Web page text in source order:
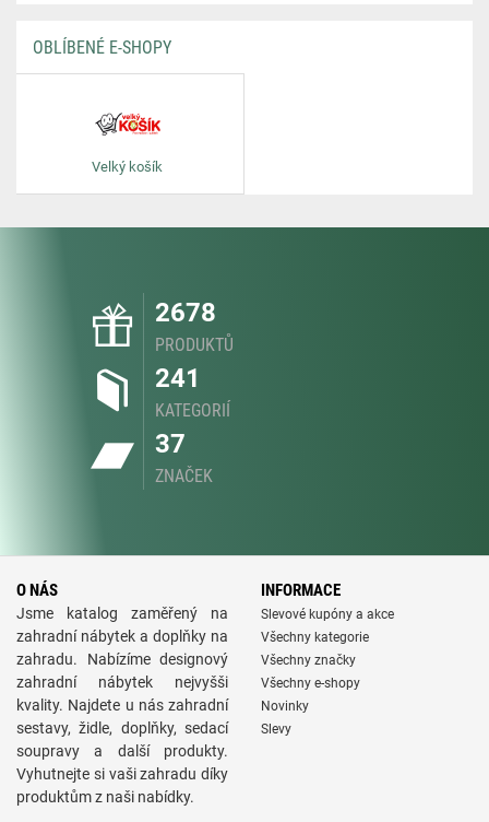
OBLÍBENÉ E-SHOPY
Velký košík
2678
PRODUKTŮ
241
KATEGORIÍ
37
ZNAČEK
O NÁS
Jsme katalog zaměřený na
zahradní nábytek a doplňky na
zahradu. Nabízíme designový
zahradní nábytek nejvyšši
kvality. Najdete u nás zahradní
sestavy, židle, doplňky, sedací
soupravy a další produkty.
Vyhutnejte si vaši zahradu díky
produktům z naši nabídky.
INFORMACE
Slevové kupóny a akce
Všechny kategorie
Všechny značky
Všechny e-shopy
Novinky
Slevy